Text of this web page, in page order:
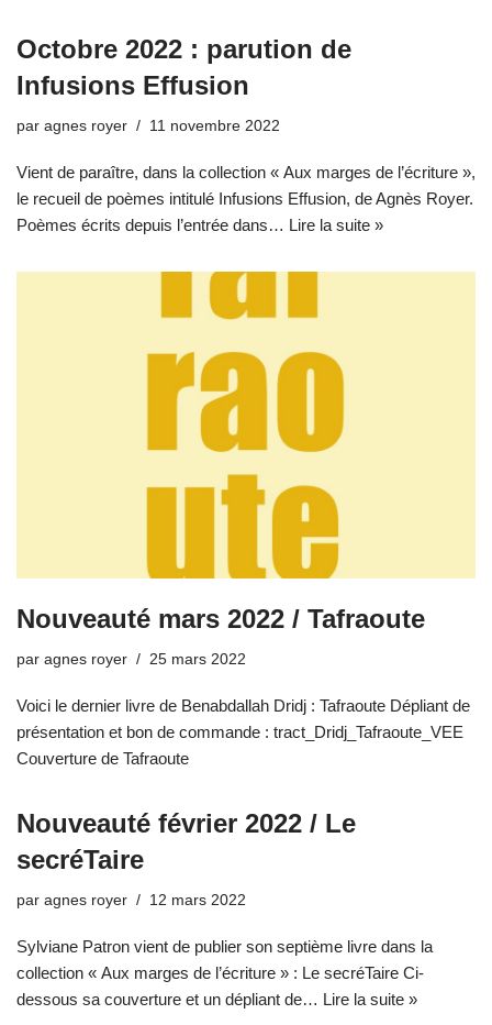
Octobre 2022 : parution de
Infusions Effusion
par agnes royer 11 novembre 2022
Vient de paraître, dans la collection « Aux marges de l’écriture »,
le recueil de poèmes intitulé Infusions Effusion, de Agnès Royer.
Poèmes écrits depuis l’entrée dans… Lire la suite »
Nouveauté mars 2022 / Tafraoute
par agnes royer 25 mars 2022
Voici le dernier livre de Benabdallah Dridj : Tafraoute Dépliant de
présentation et bon de commande : tract_Dridj_Tafraoute_VEE
Couverture de Tafraoute
Nouveauté février 2022 / Le
secréTaire
par agnes royer 12 mars 2022
Sylviane Patron vient de publier son septième livre dans la
collection « Aux marges de l’écriture » : Le secréTaire Ci-
dessous sa couverture et un dépliant de… Lire la suite »